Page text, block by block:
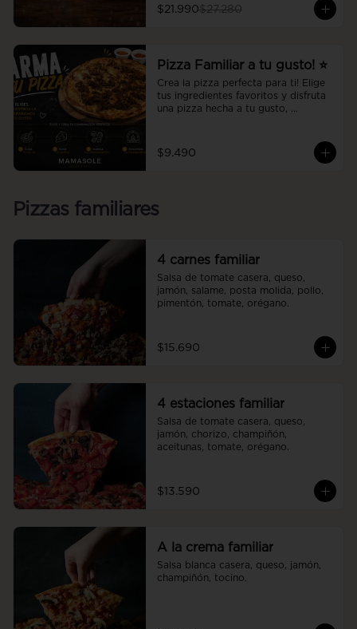
$21.990$27.280
Pizza Familiar a tu gusto! ⭐
Crea la pizza perfecta para ti! Elige
tus ingredientes favoritos y disfruta
una pizza hecha a tu gusto,
$9.490
Pizzas familiares
4 carnes familiar
Salsa de tomate casera, queso,
jamón, salame, posta molida, pollo,
pimentón, tomate, orégano.
$15.690
4 estaciones familiar
Salsa de tomate casera, queso,
jamón, chorizo, champiñón,
aceitunas, tomate, orégano.
$13.590
A la crema familiar
Salsa blanca casera, queso, jamón,
champiñón, tocino.